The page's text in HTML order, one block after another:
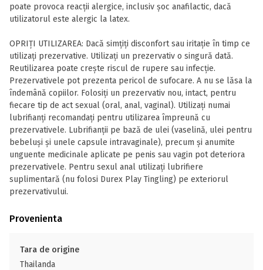
poate provoca reacții alergice, inclusiv șoc anafilactic, dacă
utilizatorul este alergic la latex.
OPRIȚI UTILIZAREA: Dacă simțiți disconfort sau iritație în timp ce
utilizați prezervative. Utilizați un prezervativ o singură dată.
Reutilizarea poate crește riscul de rupere sau infecție.
Prezervativele pot prezenta pericol de sufocare. A nu se lăsa la
îndemână copiilor. Folosiți un prezervativ nou, intact, pentru
fiecare tip de act sexual (oral, anal, vaginal). Utilizați numai
lubrifianți recomandați pentru utilizarea împreună cu
prezervativele. Lubrifianții pe bază de ulei (vaselină, ulei pentru
bebeluși și unele capsule intravaginale), precum și anumite
unguente medicinale aplicate pe penis sau vagin pot deteriora
prezervativele. Pentru sexul anal utilizați lubrifiere
suplimentară (nu folosi Durex Play Tingling) pe exteriorul
prezervativului.
Provenienta
Tara de origine
Thailanda